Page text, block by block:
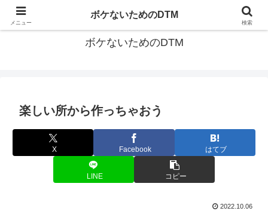
ゆる～く続ける音楽制作のあれこれや昔ばなし
ボケないためのDTM
楽しい所から作っちゃおう
X Facebook はてブ
LINE コピー
2022.10.06
メニュー
ボケないためのDTM
検索